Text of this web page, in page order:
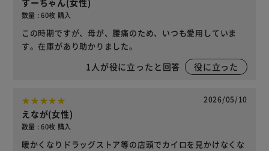
数量 : 60枚 購入
この時期ですが、母が、腰痛のため、いつも愛用していま
す。在庫があり助かりました。
1 人が役に立ったと回答 役に立った
2026/05/10
えなが(女性)
数量 : 60枚 購入
暖かくなりドラッグストア等の店頭でカイロを見かけなくな